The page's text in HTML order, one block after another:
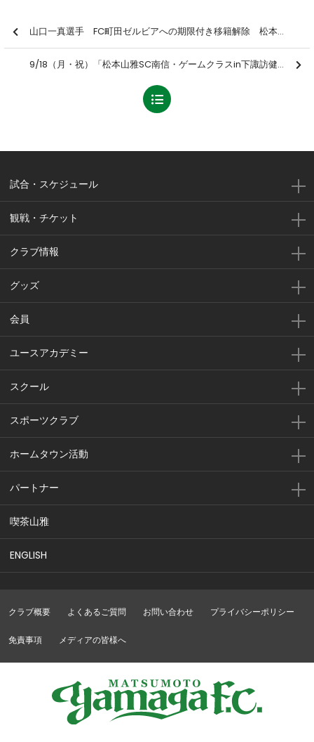
山口一真選手 FC町田ゼルビアへの期限付き移籍解除 松本山雅FCへ復帰のお知らせ
9/18（月・祝）「松本山雅SC南信・ゲームクラスin下諏訪健康フィールド」参加者募集のお知らせ
試合・スケジュール
観戦・チケット
クラブ情報
グッズ
会員
ユースアカデミー
スクール
スポーツクラブ
ホームタウン活動
パートナー
喫茶山雅
ENGLISH
クラブ概要 よくあるご質問 お問い合わせ プライバシーポリシー
免責事項 メディアの皆様へ